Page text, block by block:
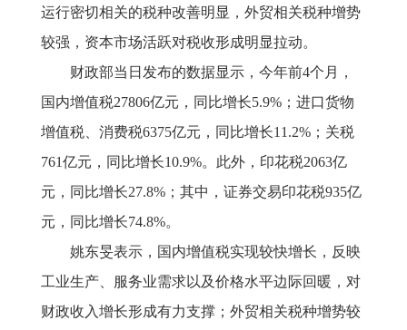
运行密切相关的税种改善明显，外贸相关税种增势
较强，资本市场活跃对税收形成明显拉动。
财政部当日发布的数据显示，今年前4个月，
国内增值税27806亿元，同比增长5.9%；进口货物
增值税、消费税6375亿元，同比增长11.2%；关税
761亿元，同比增长10.9%。此外，印花税2063亿
元，同比增长27.8%；其中，证券交易印花税935亿
元，同比增长74.8%。
姚东旻表示，国内增值税实现较快增长，反映
工业生产、服务业需求以及价格水平边际回暖，对
财政收入增长形成有力支撑；外贸相关税种增势较